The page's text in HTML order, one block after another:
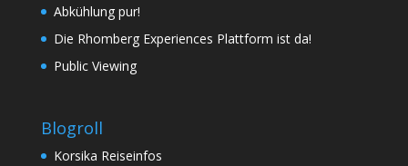
Abkühlung pur!
Die Rhomberg Experiences Plattform ist da!
Public Viewing
Blogroll
Korsika Reiseinfos